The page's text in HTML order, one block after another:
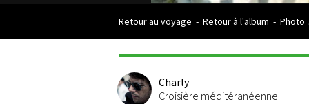
Retour au voyage - Retour à l'album - Photo
Charly
Croisière méditéranéenne